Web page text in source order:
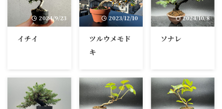
2024/9/23
イチイ
2023/12/10
ツルウメモド
キ
2024/10/8
ソナレ